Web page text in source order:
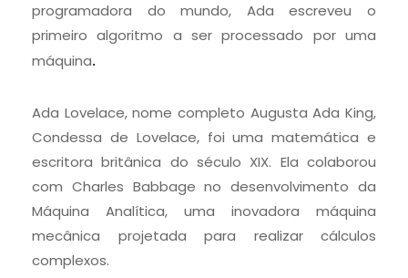
programadora do mundo, Ada escreveu o
primeiro algoritmo a ser processado por uma
máquina.
Ada Lovelace, nome completo Augusta Ada King,
Condessa de Lovelace, foi uma matemática e
escritora britânica do século XIX. Ela colaborou
com Charles Babbage no desenvolvimento da
Máquina Analítica, uma inovadora máquina
mecânica projetada para realizar cálculos
complexos.